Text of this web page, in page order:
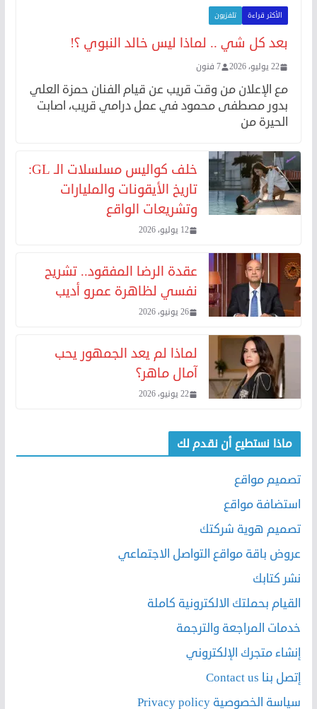
الأكثر قراءة تلفزيون
بعد كل شي .. لماذا ليس خالد النبوي ؟!
22 يوليو، 2026 7 فنون
مع الإعلان من وقت قريب عن قيام الفنان حمزة العلي
بدور مصطفى محمود في عمل درامي قريب، اصابت
الحيرة من
خلف كواليس مسلسلات الـ GL:
تاريخ الأيقونات والمليارات
وتشريعات الواقع
12 يوليو، 2026
عقدة الرضا المفقود.. تشريح
نفسي لظاهرة عمرو أديب
26 يونيو، 2026
لماذا لم يعد الجمهور يحب
آمال ماهر؟
22 يونيو، 2026
ماذا نستطيع أن نقدم لك
تصميم مواقع
استضافة مواقع
تصميم هوية شركتك
عروض باقة مواقع التواصل الاجتماعي
نشر كتابك
القيام بحملتك الالكترونية كاملة
خدمات المراجعة والترجمة
إنشاء متجرك الإلكتروني
إتصل بنا Contact us
سياسة الخصوصية Privacy policy